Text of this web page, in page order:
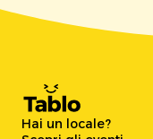
Hai un locale?